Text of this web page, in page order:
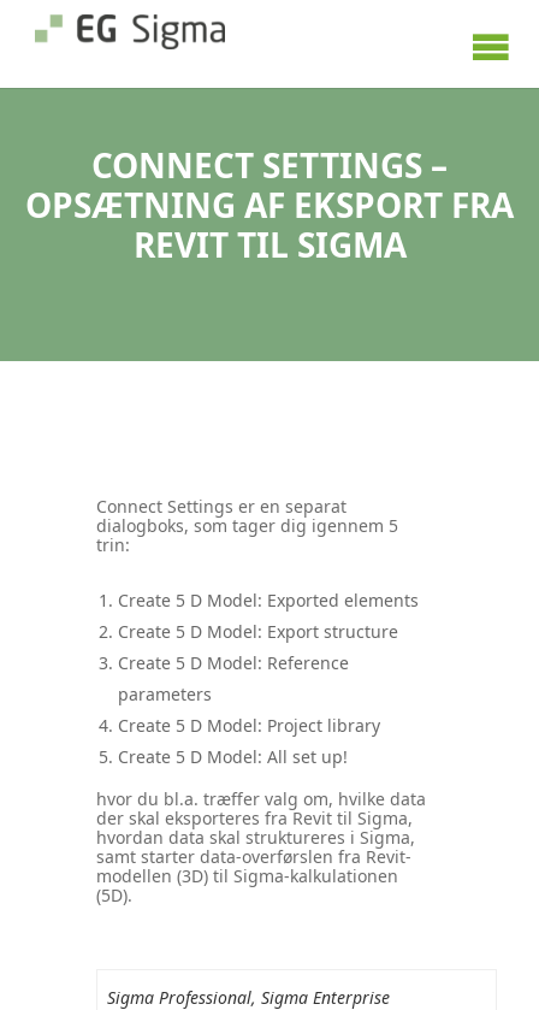
CONNECT SETTINGS –
OPSÆTNING AF EKSPORT FRA
REVIT TIL SIGMA
Connect Settings er en separat
dialogboks, som tager dig igennem 5
trin:
Create 5 D Model: Exported elements
Create 5 D Model: Export structure
Create 5 D Model: Reference
parameters
Create 5 D Model: Project library
Create 5 D Model: All set up!
hvor du bl.a. træffer valg om, hvilke data
der skal eksporteres fra Revit til Sigma,
hvordan data skal struktureres i Sigma,
samt starter data-overførslen fra Revit-
modellen (3D) til Sigma-kalkulationen
(5D).
Sigma Professional, Sigma Enterprise